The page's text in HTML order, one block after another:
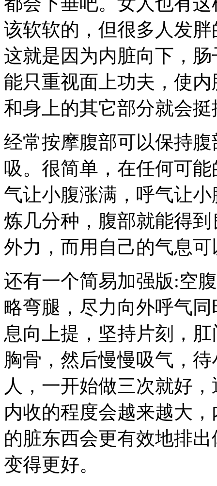
该软软的，但很多人发
这就是因为内脏向下，
能只重视面上功夫，使
和身上的其它部分就会挺
经常按摩腹部可以保持
吸。很简单，在任何可
气让小腹涨满，呼气让
炼几分种，腹部就能得
外力，而用自己的气息
还有一个简易加强版:空
略弯腿，尽力向外呼气
息向上提，坚持片刻，
胸骨，然后慢慢吸气，
人，一开始做三次就好
内收的程度会越来越大
的脏东西会更有效地排
变得更好。